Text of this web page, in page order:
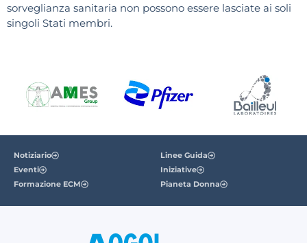
sorveglianza sanitaria non possono essere lasciate ai soli
singoli Stati membri.
Notiziario
Eventi
Formazione ECM
Linee Guida
Iniziative
Pianeta Donna